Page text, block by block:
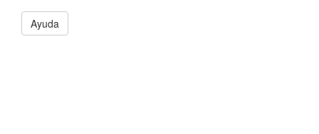
Ayuda